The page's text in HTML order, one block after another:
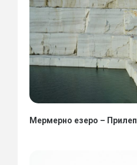
Мермерно езеро – Прилеп